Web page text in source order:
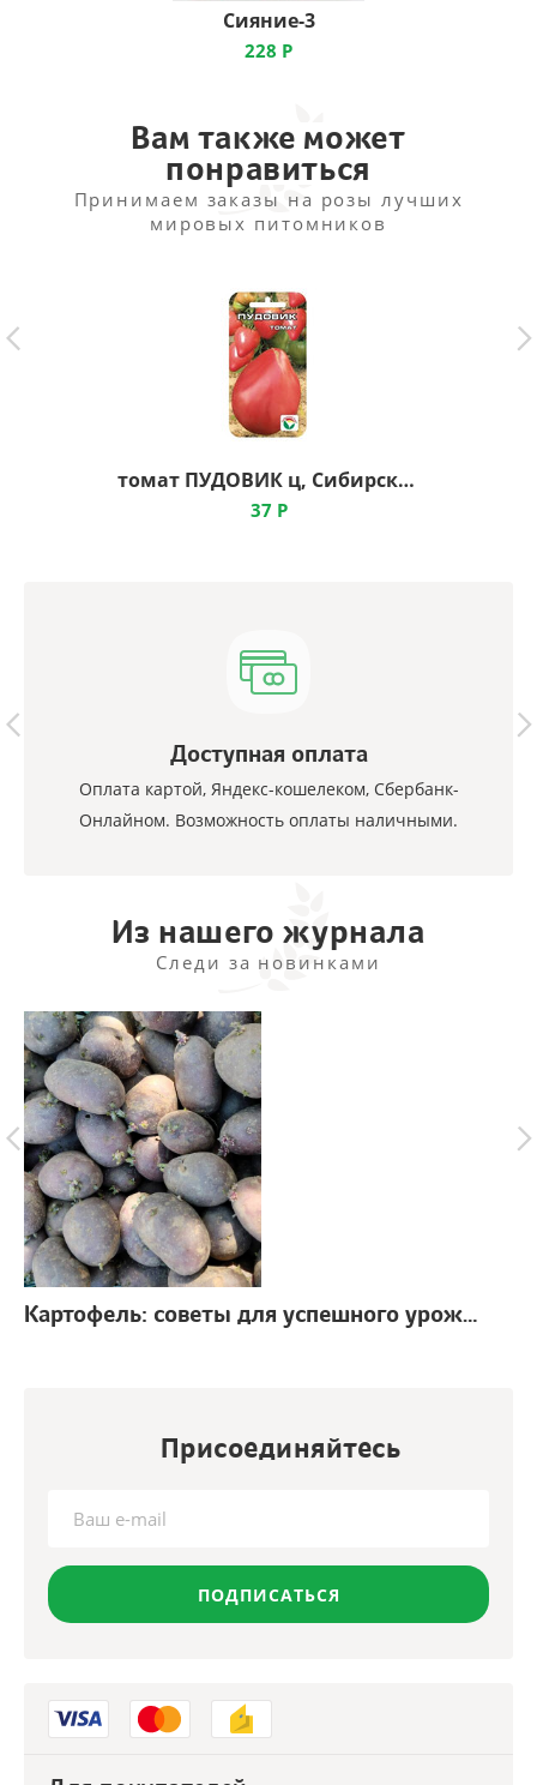
Сияние-3
228 Р
Вам также может
понравиться
Принимаем заказы на розы лучших
мировых питомников
томат ПУДОВИК ц, Сибирский Сад
37 Р
Доступная оплата
Оплата картой, Яндекс-кошелеком, Сбербанк-
Онлайном. Возможность оплаты наличными.
Из нашего журнала
Следи за новинками
Картофель: советы для успешного урожая
Присоединяйтесь
ПОДПИСАТЬСЯ